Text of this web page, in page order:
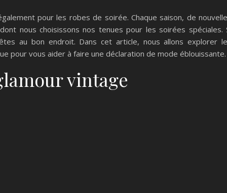
pour les robes de soirée. Chaque saison, de
nous choisissons nos tenues pour les soirées spéciales.
au bon endroit. Dans cet article, nous allons explorer
pour vous aider à faire une déclaration de mode éblouissante.
vintage